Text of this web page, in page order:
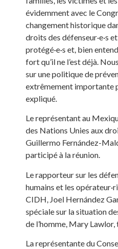
évidemment avec le
changement historique
droits des défenseur·e·s
protégé·e·s et, bien
fort qu’il ne l’est déjà.
sur une politique de
extrêmement importante
expliqué.
Le représentant au
des Nations Unies aux
Guillermo Fernández-
participé à la réunion.
Le rapporteur sur les
humains et les
CIDH, Joel Hernández
spéciale sur la situation
de l’homme, Mary
La représentante du